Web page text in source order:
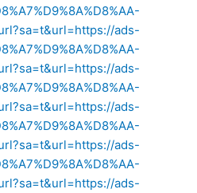
ads-
ads-
ads-
ads-
ads-